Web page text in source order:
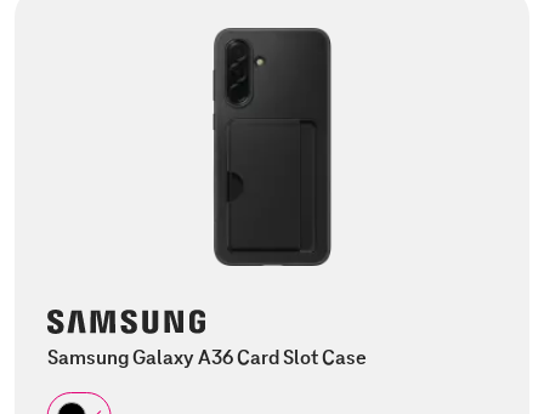
Samsung Galaxy A36 Card Slot Case